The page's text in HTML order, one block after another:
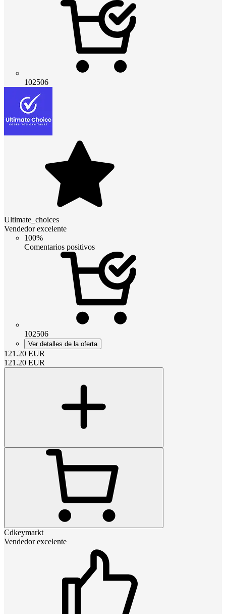
102506
Ultimate_choices
Vendedor excelente
100%
Comentarios positivos
102506
Ver detalles de la oferta
121.20 EUR
121.20 EUR
Cdkeymarkt
Vendedor excelente